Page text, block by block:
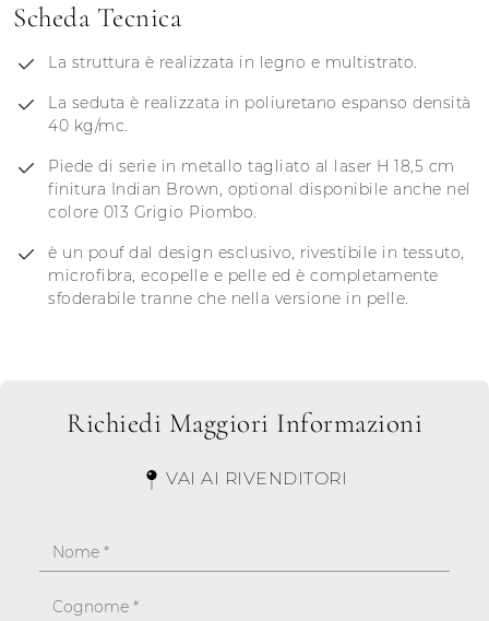
Scheda Tecnica
La struttura è realizzata in legno e multistrato.
La seduta è realizzata in poliuretano espanso densità
40 kg/mc.
Piede di serie in metallo tagliato al laser H 18,5 cm
finitura Indian Brown, optional disponibile anche nel
colore 013 Grigio Piombo.
è un pouf dal design esclusivo, rivestibile in tessuto,
microfibra, ecopelle e pelle ed è completamente
sfoderabile tranne che nella versione in pelle.
Richiedi Maggiori Informazioni
VAI AI RIVENDITORI